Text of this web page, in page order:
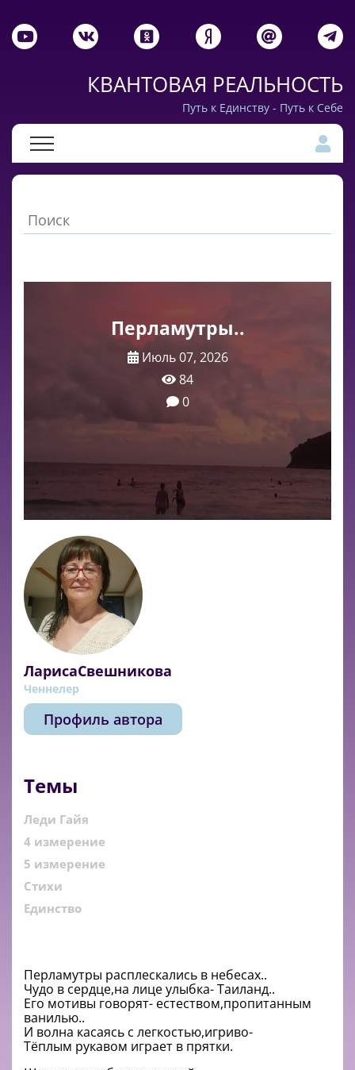
КВАНТОВАЯ РЕАЛЬНОСТЬ
Путь к Единству - Путь к Себе
Перламутры..
Июль 07, 2026
84
0
ЛарисаСвешникова
Ченнелер
Профиль автора
Темы
Леди Гайя
4 измерение
5 измерение
Стихи
Единство
Перламутры расплескались в небесах..
Чудо в сердце,на лице улыбка- Таиланд..
Его мотивы говорят- естеством,пропитанным
ванилью..
И волна касаясь с легкостью,игриво-
Тёплым рукавом играет в прятки.